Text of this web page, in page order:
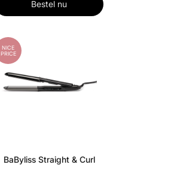
Bestel nu
NICE
PRICE
BaByliss Straight & Curl